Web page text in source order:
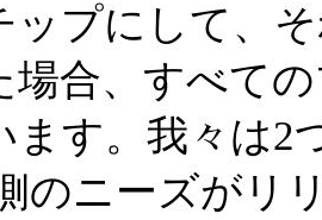
ップにして、
場合、すべて
ます。我々は2
のニーズがリ